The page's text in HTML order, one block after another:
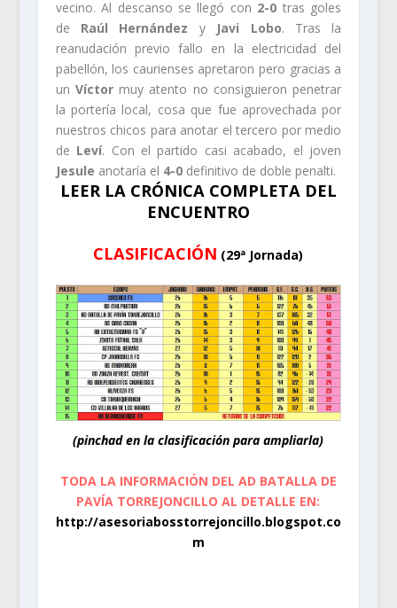
vecino. Al descanso se llegó con 2-0 tras goles
de Raúl Hernández yJavi Lobo. Tras la
reanudación previo fallo en la electricidad del
pabellón, los caurienses apretaron pero gracias a
un Víctor muy atento no consiguieron penetrar
la portería local, cosa que fue aprovechada por
nuestros chicos para anotar el tercero por medio
de Leví. Con el partido casi acabado, el joven
Jesule anotaría el 4-0definitivo de doble penalti.
LEER LA CRÓNICA COMPLETA DEL
ENCUENTRO
CLASIFICACIÓN (29ª Jornada)
(pinchad en la clasificación para ampliarla)
TODA LA INFORMACIÓN DEL AD BATALLA DE
PAVÍA TORREJONCILLO AL DETALLE EN:
http://asesoriabosstorrejoncillo.blogspot.co
m